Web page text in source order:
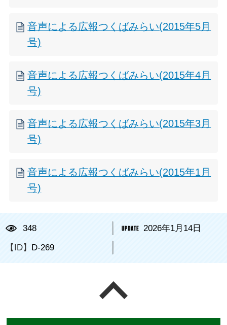
音声による広報つくばみらい(2015年5月
号)
音声による広報つくばみらい(2015年4月
号)
音声による広報つくばみらい(2015年3月
号)
音声による広報つくばみらい(2015年1月
号)
348 2026年1月14日
【ID】 D-269